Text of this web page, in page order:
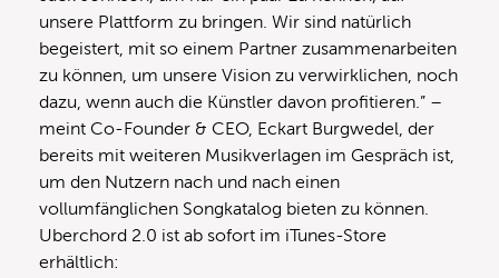
unsere Plattform zu bringen. Wir sind natürlich
begeistert, mit so einem Partner zusammenarbeiten
zu können, um unsere Vision zu verwirklichen, noch
dazu, wenn auch die Künstler davon profitieren.” –
meint Co-Founder & CEO, Eckart Burgwedel, der
bereits mit weiteren Musikverlagen im Gespräch ist,
um den Nutzern nach und nach einen
vollumfänglichen Songkatalog bieten zu können.
Uberchord 2.0 ist ab sofort im iTunes-Store
erhältlich: